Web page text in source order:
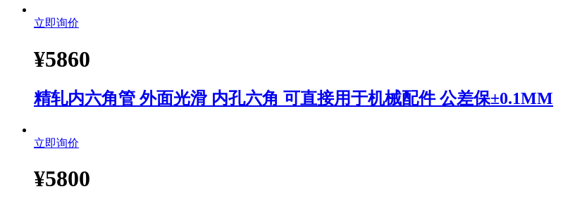
立即询价
¥5860
精轧内六角管 外面光滑 内孔六角 可直接用于机械配件 公差保±0.1MM
立即询价
¥5800